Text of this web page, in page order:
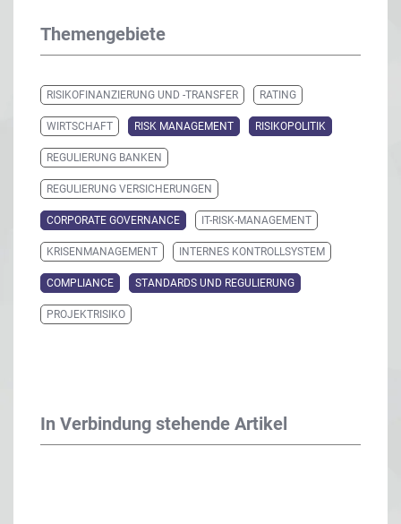
Themengebiete
RISIKOFINANZIERUNG UND -TRANSFER RATING
WIRTSCHAFT RISK MANAGEMENT RISIKOPOLITIK
REGULIERUNG BANKEN
REGULIERUNG VERSICHERUNGEN
CORPORATE GOVERNANCE IT-RISK-MANAGEMENT
KRISENMANAGEMENT INTERNES KONTROLLSYSTEM
COMPLIANCE STANDARDS UND REGULIERUNG
PROJEKTRISIKO
In Verbindung stehende Artikel